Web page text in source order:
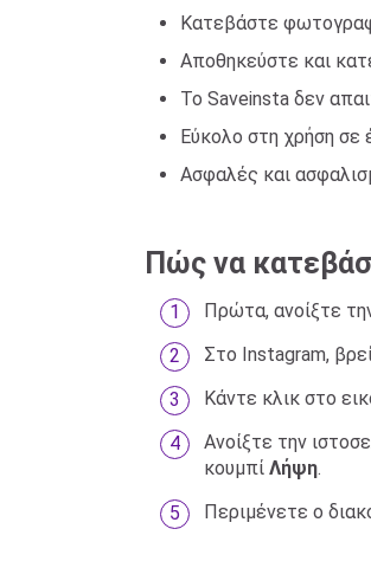
Κατεβάστε
Αποθηκεύστε και
Το Saveinsta δεν
Εύκολο στη χρήση σε
Ασφαλές και
Πώς να
Πρώτα, ανοίξτε
Στο Instagram,
Κάντε κλικ στο
Ανοίξτε την
κουμπί Λήψη.
Περιμένετε ο